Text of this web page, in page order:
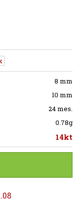
8 mm
10 mm
24 mes.
0.78g
14kt